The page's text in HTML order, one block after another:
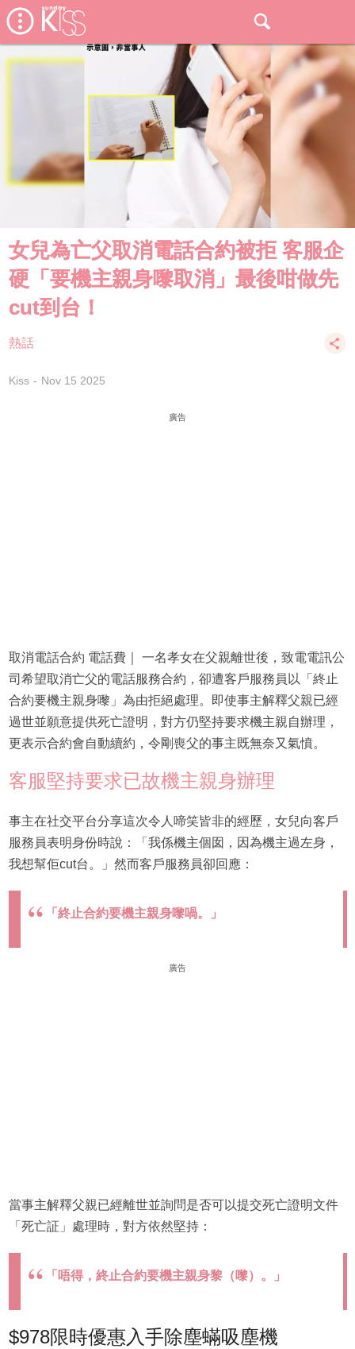
女兒為亡父取消電話合約被拒 客服企
硬「要機主親身嚟取消」最後咁做先
cut到台！
熱話
Kiss Nov 15 2025
廣告
取消電話合約 電話費｜ 一名孝女在父親離世後，致電電訊公
司希望取消亡父的電話服務合約，卻遭客戶服務員以「終止
合約要機主親身嚟」為由拒絕處理。即使事主解釋父親已經
過世並願意提供死亡證明，對方仍堅持要求機主親自辦理，
更表示合約會自動續約，令剛喪父的事主既無奈又氣憤。
客服堅持要求已故機主親身辦理
事主在社交平台分享這次令人啼笑皆非的經歷，女兒向客戶
服務員表明身份時說：「我係機主個囡，因為機主過左身，
我想幫佢cut台。」然而客戶服務員卻回應：
「終止合約要機主親身嚟喎。」
廣告
當事主解釋父親已經離世並詢問是否可以提交死亡證明文件
「死亡証」處理時，對方依然堅持：
「唔得，終止合約要機主親身黎（嚟）。」
$978限時優惠入手除塵蟎吸塵機